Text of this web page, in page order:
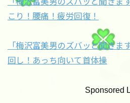
こり！腰痛！疲労回復！
「梅沢富美男のズバッと聞きま
回し！あっち向いて首体操
Sponsored